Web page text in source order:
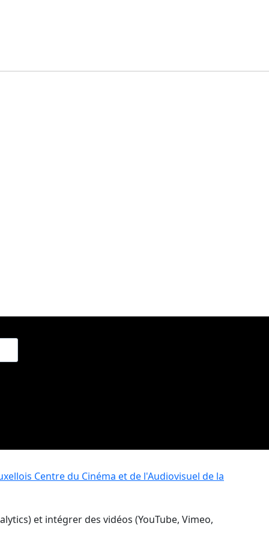
Centre du Cinéma et de l'Audiovisuel de la
et intégrer des vidéos (YouTube, Vimeo,